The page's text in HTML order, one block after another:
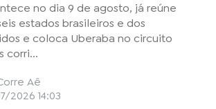
no dia 9 de agosto, já reúne
estados brasileiros e dos
e coloca Uberaba no circuito
corri...
Aê
2026 14:03